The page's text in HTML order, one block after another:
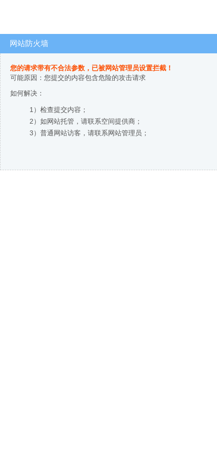
网站防火墙
您的请求带有不合法参数，已被网站管理员设置拦截！
可能原因：您提交的内容包含危险的攻击请求
如何解决：
1）检查提交内容；
2）如网站托管，请联系空间提供商；
3）普通网站访客，请联系网站管理员；